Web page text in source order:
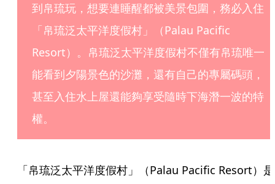
到帛琉玩，想要連睡醒都被美景包圍，務必入住
「帛琉泛太平洋度假村」（Palau Pacific
Resort）。帛琉泛太平洋度假村不僅有帛琉唯一
能看到夕陽景色的沙灘，還有自己的專屬碼頭，
甚至入住水上屋還能夠享受隨時下海潛一波的特
權。
「帛琉泛太平洋度假村」（Palau Pacific Resort）是